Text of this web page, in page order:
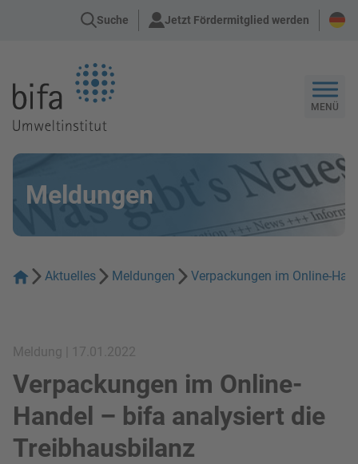
Suche Jetzt Fördermitglied werden
MENÜ
Meldungen
Aktuelles Meldungen Verpackungen im Online-
Meldung | 17.01.2022
Verpackungen im Online-
Handel – bifa analysiert die
Treibhausbilanz